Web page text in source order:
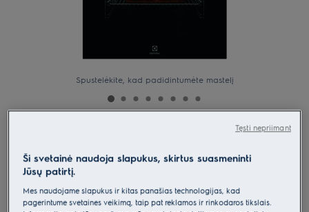
Spustelėkite, kad padidintumėte mastelį
Orkaitė 300 serija „SurroundCook“
0 (0)
Ši svetainė naudoja slapukus, skirtus suasmeninti
Jūsų patirtį.
Mes naudojame slapukus ir kitas panašias technologijas, kad
pagerintume svetainės veikimą, taip pat reklamos ir rinkodaros tikslais.
Tęsti nepriimant